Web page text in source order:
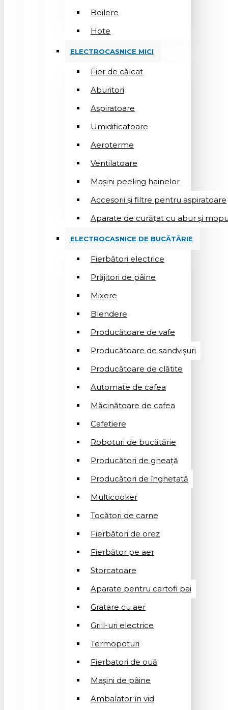
Boilere
Hote
ELECTROCASNICE MICI
Fier de călcat
Aburitori
Aspiratoare
Umidificatoare
Aeroterme
Ventilatoare
Mașini peeling hainelor
Accesorii și filtre pentru aspiratoare
Aparate de curățat cu abur și
ELECTROCASNICE DE BUCĂTĂRIE
Fierbători electrice
Prăjitori de pâine
Mixere
Blendere
Producătoare de vafe
Producătoare de sandvişuri
Producătoare de clătite
Automate de cafea
Măcinătoare de cafea
Cafetiere
Roboturi de bucătărie
Producători de gheață
Producători de înghețată
Multicooker
Tocători de carne
Fierbători de orez
Fierbător pe aer
Storcatoare
Aparate pentru cartofi pai
Gratare cu aer
Grill-uri electrice
Termopoturi
Fierbatori de ouă
Mașini de pâine
Ambalator în vid